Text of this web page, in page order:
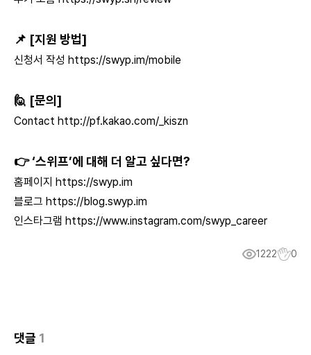
📌 [지원 방법]
신청서 작성 https://swyp.im/mobile
🙋 [문의]
Contact http://pf.kakao.com/_kiszn
👉 ‘스위프’에 대해 더 알고 싶다면?
홈페이지 https://swyp.im
블로그 https://blog.swyp.im
인스타그램 https://www.instagram.com/swyp_career
1222 0
댓글 1